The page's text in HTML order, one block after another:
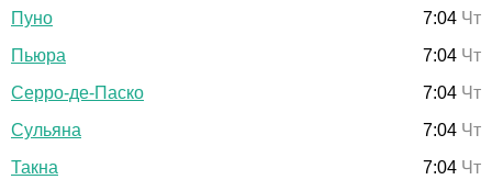
Пуно
7:04 Чт
Пьюра
7:04 Чт
Серро-де-Паско
7:04 Чт
Сульяна
7:04 Чт
Такна
7:04 Чт